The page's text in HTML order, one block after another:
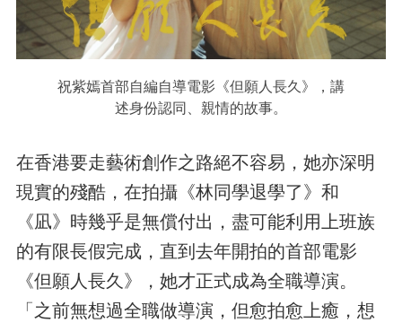
祝紫嫣首部自編自導電影《但願人長久》，講
述身份認同、親情的故事。
在香港要走藝術創作之路絕不容易，她亦深明
現實的殘酷，在拍攝《林同學退學了》和
《凪》時幾乎是無償付出，盡可能利用上班族
的有限長假完成，直到去年開拍的首部電影
《但願人長久》，她才正式成為全職導演。
「之前無想過全職做導演，但愈拍愈上癒，想